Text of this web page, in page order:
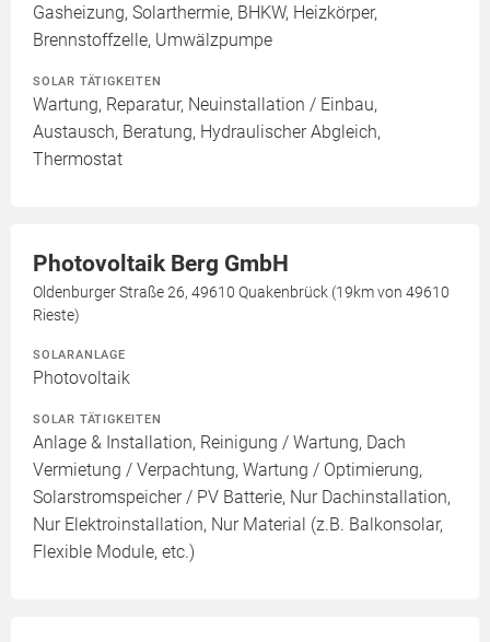
Gasheizung, Solarthermie, BHKW, Heizkörper,
Brennstoffzelle, Umwälzpumpe
SOLAR TÄTIGKEITEN
Wartung, Reparatur, Neuinstallation / Einbau,
Austausch, Beratung, Hydraulischer Abgleich,
Thermostat
Photovoltaik Berg GmbH
Oldenburger Straße 26, 49610 Quakenbrück (19km von 49610
Rieste)
SOLARANLAGE
Photovoltaik
SOLAR TÄTIGKEITEN
Anlage & Installation, Reinigung / Wartung, Dach
Vermietung / Verpachtung, Wartung / Optimierung,
Solarstromspeicher / PV Batterie, Nur Dachinstallation,
Nur Elektroinstallation, Nur Material (z.B. Balkonsolar,
Flexible Module, etc.)